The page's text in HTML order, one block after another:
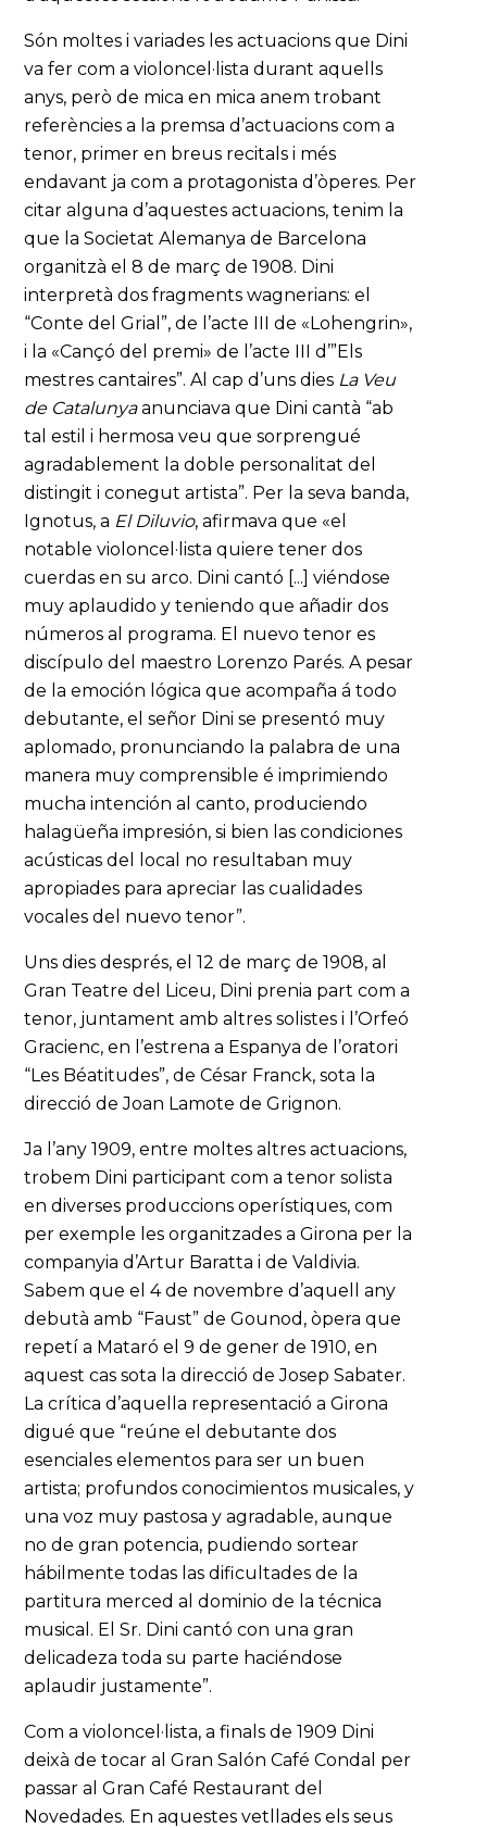
Són moltes i variades les actuacions que Dini
va fer com a violoncel·lista durant aquells
anys, però de mica en mica anem trobant
referències a la premsa d’actuacions com a
tenor, primer en breus recitals i més
endavant ja com a protagonista d’òperes. Per
citar alguna d’aquestes actuacions, tenim la
que la Societat Alemanya de Barcelona
organitzà el 8 de març de 1908. Dini
interpretà dos fragments wagnerians: el
“Conte del Grial”, de l’acte III de «Lohengrin»,
i la «Cançó del premi» de l’acte III d’”Els
mestres cantaires”. Al cap d’uns dies La Veu
de Catalunyaanunciava que Dini cantà “ab
tal estil i hermosa veu que sorprengué
agradablement la doble personalitat del
distingit i conegut artista”. Per la seva banda,
Ignotus, a El Diluvio, afirmava que «el
notable violoncel·lista quiere tener dos
cuerdas en su arco. Dini cantó [...] viéndose
muy aplaudido y teniendo que añadir dos
números al programa. El nuevo tenor es
discípulo del maestro Lorenzo Parés. A pesar
de la emoción lógica que acompaña á todo
debutante, el señor Dini se presentó muy
aplomado, pronunciando la palabra de una
manera muy comprensible é imprimiendo
mucha intención al canto, produciendo
halagüeña impresión, si bien las condiciones
acústicas del local no resultaban muy
apropiades para apreciar las cualidades
vocales del nuevo tenor”.
Uns dies després, el 12 de març de 1908, al
Gran Teatre del Liceu, Dini prenia part com a
tenor, juntament amb altres solistes i l’Orfeó
Gracienc, en l’estrena a Espanya de l’oratori
“Les Béatitudes”, de César Franck, sota la
direcció de Joan Lamote de Grignon.
Ja l’any 1909, entre moltes altres actuacions,
trobem Dini participant com a tenor solista
en diverses produccions operístiques, com
per exemple les organitzades a Girona per la
companyia d’Artur Baratta i de Valdivia.
Sabem que el 4 de novembre d’aquell any
debutà amb “Faust” de Gounod, òpera que
repetí a Mataró el 9 de gener de 1910, en
aquest cas sota la direcció de Josep Sabater.
La crítica d’aquella representació a Girona
digué que “reúne el debutante dos
esenciales elementos para ser un buen
artista; profundos conocimientos musicales, y
una voz muy pastosa y agradable, aunque
no de gran potencia, pudiendo sortear
hábilmente todas las dificultades de la
partitura merced al dominio de la técnica
musical. El Sr. Dini cantó con una gran
delicadeza toda su parte haciéndose
aplaudir justamente”.
Com a violoncel·lista, a finals de 1909 Dini
deixà de tocar al Gran Salón Café Condal per
passar al Gran Café Restaurant del
Novedades. En aquestes vetllades els seus